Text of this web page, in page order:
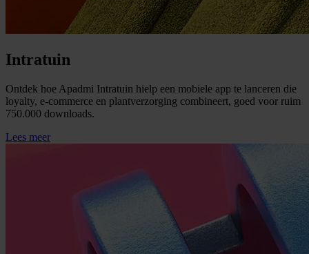
Intratuin
Ontdek hoe Apadmi Intratuin hielp een mobiele app te lanceren die
loyalty, e-commerce en plantverzorging combineert, goed voor ruim
750.000 downloads.
Lees meer